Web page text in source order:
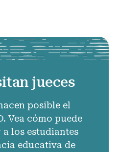
jueces
posible el
Vea cómo puede
los estudiantes
educativa de